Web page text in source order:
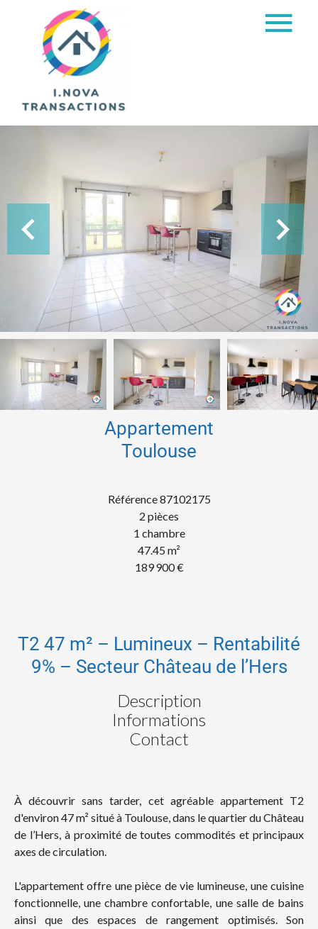
Appartement
Toulouse
Référence87102175
2 pièces
1 chambre
47.45 m²
189 900 €
T2 47 m² – Lumineux – Rentabilité
9% – Secteur Château de l’Hers
Description
Informations
Contact
À découvrir sans tarder, cet agréable appartement T2
d'environ 47 m² situé à Toulouse, dans le quartier du Château
de l’Hers, à proximité de toutes commodités et principaux
axes de circulation.
L'appartement offre une pièce de vie lumineuse, une cuisine
fonctionnelle, une chambre confortable, une salle de bains
ainsi que des espaces de rangement optimisés. Son